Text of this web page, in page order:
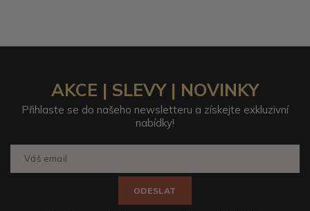
AKCE | SLEVY | NOVINKY
Přihlaste se do našeho newsletteru a získejte exkluzivní
nabídky!
ODESLAT